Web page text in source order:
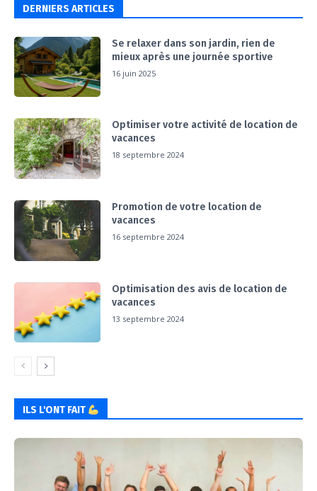
DERNIERS ARTICLES
Se relaxer dans son jardin, rien de
mieux après une journée sportive
16 juin 2025
Optimiser votre activité de location de
vacances
18 septembre 2024
Promotion de votre location de
vacances
16 septembre 2024
Optimisation des avis de location de
vacances
13 septembre 2024
ILS L'ONT FAIT